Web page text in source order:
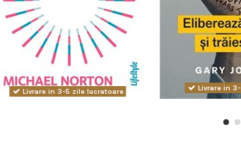
Livrare in 3-5 zile lucratoare Livrare in